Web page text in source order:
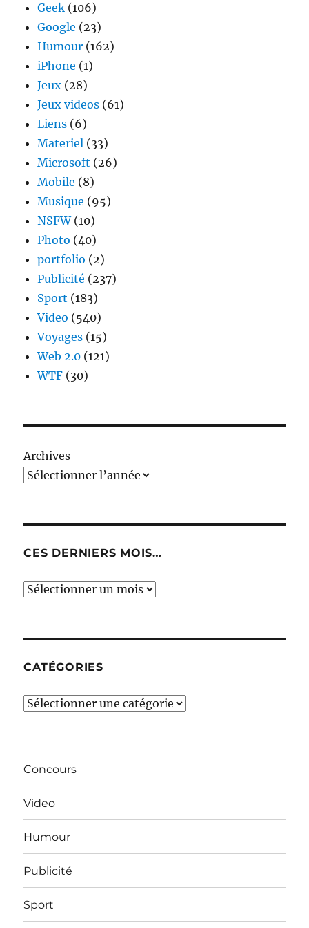
Geek (106)
Google (23)
Humour (162)
iPhone (1)
Jeux (28)
Jeux videos (61)
Liens (6)
Materiel (33)
Microsoft (26)
Mobile (8)
Musique (95)
NSFW(10)
Photo (40)
portfolio (2)
Publicité (237)
Sport (183)
Video (540)
Voyages (15)
Web 2.0 (121)
WTF (30)
Archives
CES DERNIERS MOIS…
Ces
CATÉGORIES
Catégories
Concours
Video
Humour
Publicité
Sport